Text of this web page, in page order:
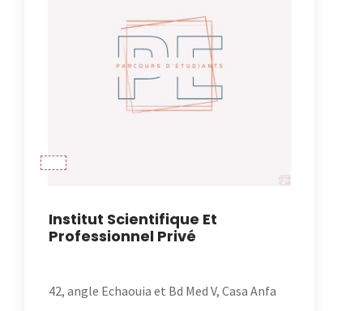
Institut Scientifique Et
Professionnel Privé
42, angle Echaouia et Bd Med V, Casa Anfa